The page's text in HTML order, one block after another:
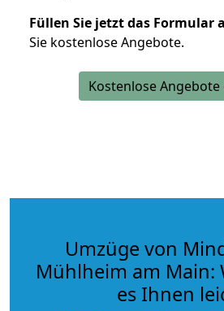
Füllen Sie jetzt das Formular
Sie kostenlose Angebote.
Kostenlose
Umzüge von
Mühlheim am Main:
es Ihnen